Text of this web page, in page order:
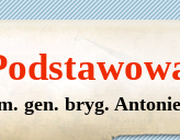
gen. bryg.